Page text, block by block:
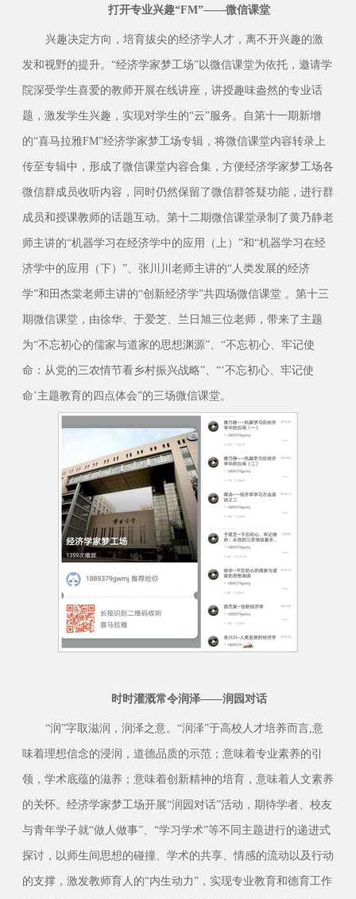
打开专业兴趣“FM”——微信课堂
兴趣决定方向，培育拔尖的经济学人才，离不开兴趣的激
发和视野的提升。“经济学家梦工场”以微信课堂为依托，邀请学
院深受学生喜爱的教师开展在线讲座，讲授趣味盎然的专业话
题，激发学生兴趣，实现对学生的“云”服务。自第十一期新增
的“喜马拉雅FM”经济学家梦工场专辑，将微信课堂内容转录上
传至专辑中，形成了微信课堂内容合集，方便经济学家梦工场各
微信群成员收听内容，同时仍然保留了微信群答疑功能，进行群
成员和授课教师的话题互动。第十二期微信课堂录制了黄乃静老
师主讲的“机器学习在经济学中的应用（上）”和“机器学习在经
济学中的应用（下）”、张川川老师主讲的“人类发展的经济
学”和田杰棠老师主讲的“创新经济学”共四场微信课堂 。第十三
期微信课堂，由徐华、于爱芝、兰日旭三位老师，带来了主题
为“不忘初心的儒家与道家的思想渊源”、“不忘初心、牢记使
命：从党的三农情节看乡村振兴战略”、“‘不忘初心、牢记使
命’主题教育的四点体会”的三场微信课堂。
时时灌溉常令润泽——润园对话
“润”字取滋润，润泽之意。“润泽”于高校人才培养而言,意
味着理想信念的浸润，道德品质的示范；意味着专业素养的引
领，学术底蕴的滋养；意味着创新精神的培育，意味着人文素养
的关怀。经济学家梦工场开展“润园对话”活动，期待学者、校友
与青年学子就“做人做事”、“学习学术”等不同主题进行的递进式
探讨，以师生间思想的碰撞、学术的共享、情感的流动以及行动
的支撑，激发教师育人的“内生动力”，实现专业教育和德育工作